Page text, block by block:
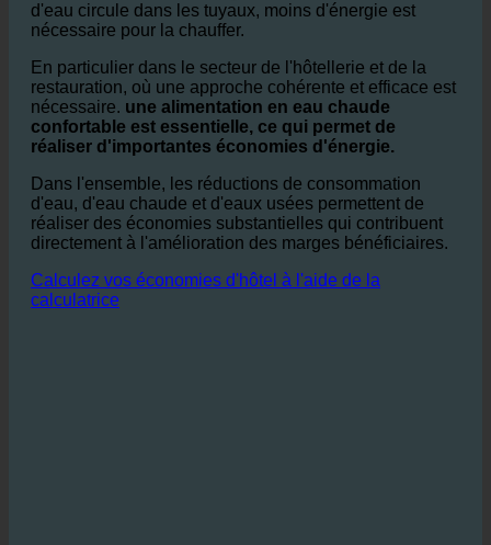
Outre les économies d'eau directes, le
la demande
d'eau chaude diminue également
d'eau circule dans les tuyaux, moins d'énergie est
nécessaire pour la chauffer.
En particulier dans le secteur de l'hôtellerie et de la
restauration, où une approche cohérente et efficace est
une alimentation en eau chaude
confortable est essentielle, ce qui permet de
réaliser d'importantes économies d'énergie.
Dans l'ensemble, les réductions de consommation
d'eau, d'eau chaude et d'eaux usées permettent de
réaliser des économies substantielles qui contribuent
directement à l'amélioration des marges bénéficiaires.